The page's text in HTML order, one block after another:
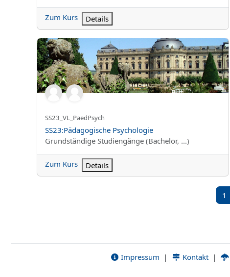
Zum Kurs Details
SS23:Pädagogische Psychologie
Kurzer Kursname
SS23_VL_PaedPsych
Kursname
SS23:Pädagogische Psychologie
Kursbereich
Grundständige Studiengänge (Bachelor, ...)
Zum Kurs Details
1
Impressum | Kontakt |